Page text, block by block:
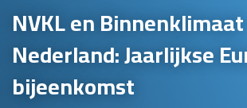
NVKL en Binnenklimaat
Nederland: Jaarlijkse
bijeenkomst